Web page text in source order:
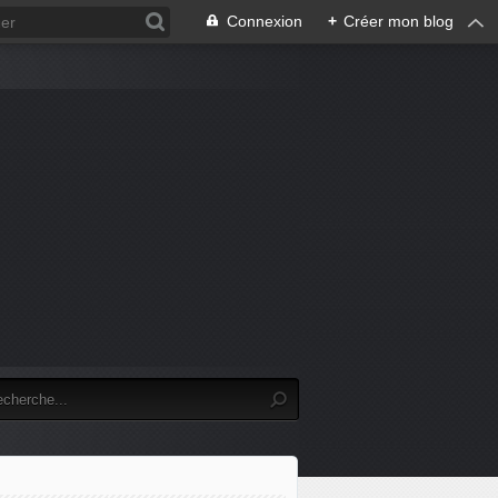
Connexion + Créer mon blog